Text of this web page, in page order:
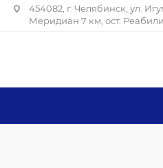
454082, г. Челябинск, ул.
Меридиан 7 км, ост.